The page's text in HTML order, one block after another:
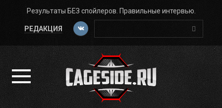
Перейти
контенту
Результаты БЕЗ спойлеров. Правильные интервью.
РЕДАКЦИЯ
Поиск: